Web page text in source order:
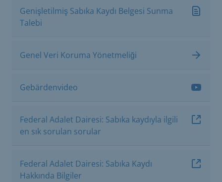
Genişletilmiş Sabıka Kaydı Belgesi Sunma
Talebi
Genel Veri Koruma Yönetmeliği
Gebärdenvideo
Federal Adalet Dairesi: Sabıka kaydıyla ilgili
en sık sorulan sorular
Federal Adalet Dairesi: Sabıka Kaydı
Hakkında Bilgiler